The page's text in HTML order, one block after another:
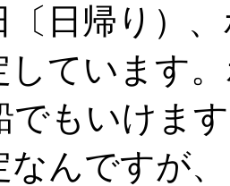
〔日帰り）
しています
でもいけま
なんですが